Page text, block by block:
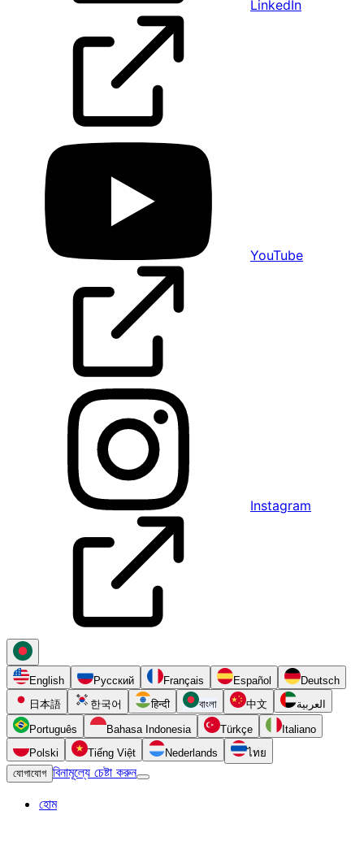
LinkedIn
YouTube
Instagram
English Русский Français Español
Deutsch
日本語
한국어 हिन्दी বাংলা 中文 العربية
Português Bahasa Indonesia Türkçe
Italiano
Polski
Tiếng Việt Nederlands
ไทย
যোগাযোগ বিনামূল্যে চেষ্টা করুন
হোম